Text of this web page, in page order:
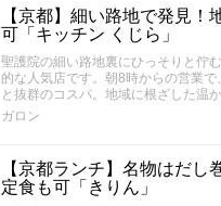
【京都】細い路地で発見
可「キッチン くじら」
聖護院の細い路地裏にひっそりと佇
的な人気店です。朝8時からの営業
と抜群のコスパ。地域に根ざした温
ガロン
【京都ランチ】名物はだ
定食も可「きりん」